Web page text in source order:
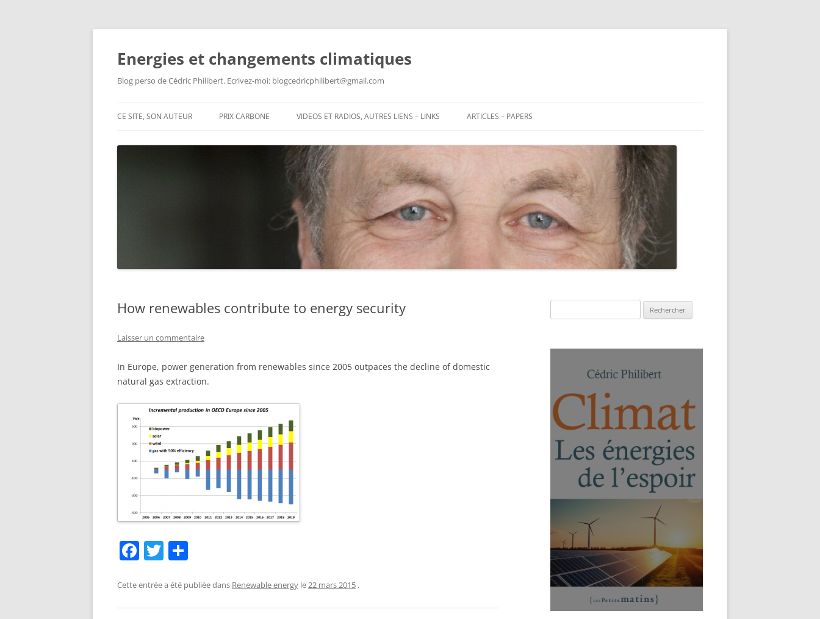
Aller
Energies et changements climatiques
Blog perso de Cédric Philibert. Ecrivez-moi: blogcedricphilibert@gmail.com
CE SITE, SON AUTEUR PRIX CARBONE VIDEOS ET RADIOS, AUTRES LIENS – LINKS ARTICLES – PAPERS
How renewables contribute to energy security
Laisser un commentaire
In Europe, power generation from renewables since 2005 outpaces the decline of domestic
natural gas extraction.
F
c
T
itt ta
Cette entrée a été publiée dans Renewable energy le22 mars 2015 .